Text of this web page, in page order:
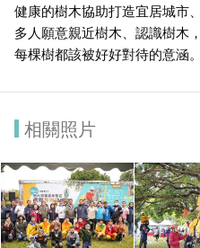
健康的樹木協助打造宜居城市
多人願意親近樹木、認識樹木
每棵樹都該被好好對待的意涵。
相關照片